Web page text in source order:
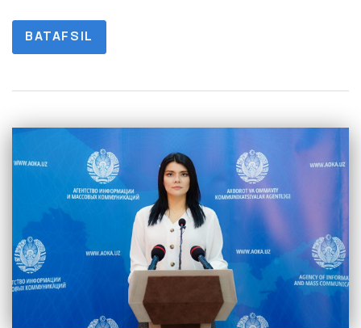
va oziq-ovqat taʼminoti o‘rganildi.
BATAFSIL